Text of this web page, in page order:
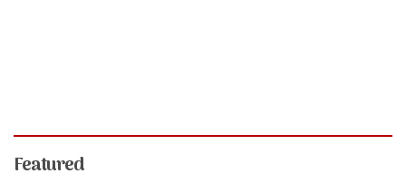
Featured